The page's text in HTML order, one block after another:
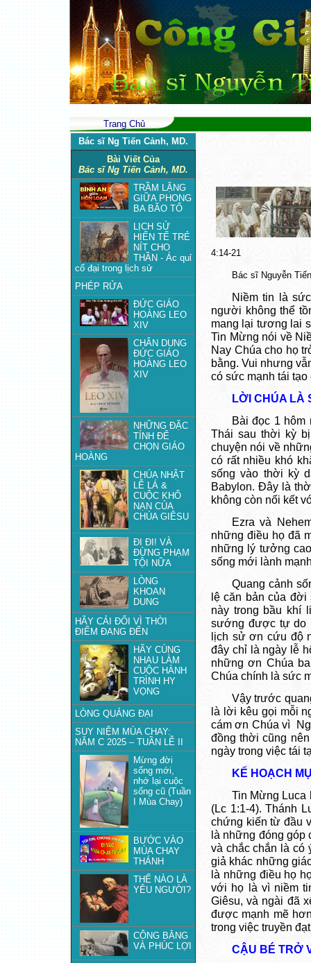
Trang Chủ
Bác sĩ Ng Tiến Cảnh, MD.
Bài Viết Của
Bác sĩ Ng Tiến Cảnh, MD.
TRẦM LẶNG
GIỮA PHONG
BA BÃO TỐ
LỊCH SỬ
HIẾN TẾ TRẺ
NÍT CHO
THẦN - Ác quỉ
cổ đại trong lịch sử
PHÉP RỬA
ĐỨC GIÁO
HOÀNG LEO
XIV
CHÂN DUNG
ĐỨC GIÁO
HOÀNG LEO
XIV
NHỮNG ĐẶC
TÍNH ĐỂ
CHỌN GIÁO
HOÀNG
CHÚA NHẬT
LỄ LÁ &
CUỘC KHỔ
NẠN CỦA
CHÚA GIÊSU
ĐI ĐI! VÀ
ĐỪNG PHẠM
TỘI NỮA
LÒNG
KHOAN
DUNG
HÃY CẢI ĐỔI VÌ THỜI
ĐIỂM ĐANG ĐẾN
HÃY CÙNG
NHAU LÀM
CUỘC HÀNH
TRÌNH HY
VỌNG
LÒNG QUẢNG ĐẠI
SUY NIỆM MÙA CHAY:
NĂM C 2025 – TUẦN LỄ II
Mừng đời
sống mới,
nhớ lại cuộc
sống cũ (Tuần
I Mùa Chay)
BƯỚC VÀO
MÙA CHAY
THÁNH
THẾ NÀO LÀ
YÊU NGƯỜI?
CÔNG BẰNG
VÀ PHÚC LỢI
4:14-21
Bác sĩ Nguyễn
Niềm tin là
người không thể
mang lại tương lai
Tin Mừng nói về
Nay Chúa cho họ
bằng. Vui nhưng
có sức mạnh tái
LỜI CHÚA LÀ
Bài đọc 1 hôm
Thái sau thời kỳ
chuyện nói về
có rất nhiều khó
sống vào thời kỳ
Babylon. Đây là
không còn nối kết
Ezra và
những điều họ đã
những lý tưởng
sống mới lành
Quang cảnh
lệ căn bản của
này trong bầu khí
sướng được tự do
lịch sử ơn cứu độ
đây chỉ là ngày lễ
những ơn Chúa
Chúa chính là sức
Vậy trước
là lời kêu gọi mỗi
cám ơn Chúa vì
đồng thời cũng
ngày trong việc tái
KẾ HOẠCH
Tin Mừng Luca
(Lc 1:1-4). Thánh
chứng kiến từ đầu
là những đóng
và chắc chắn là có
giả khác những
là những điều họ
với họ là vì niềm
Giêsu, và ngài đã
được mạnh mẽ
trong việc truyền
CẬU BÉ TRỞ